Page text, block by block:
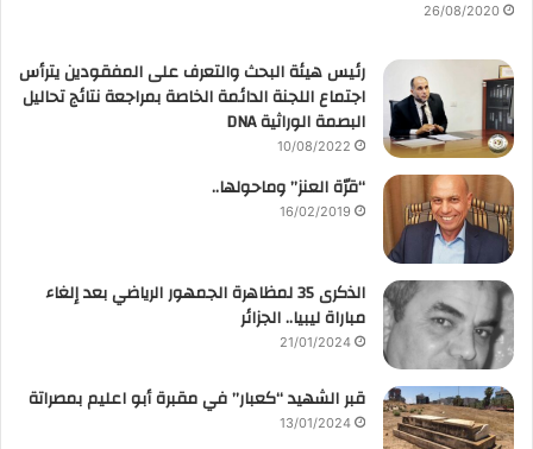
26/08/2020
رئيس هيئة البحث والتعرف على المفقودين يترأس
اجتماع اللجنة الدائمة الخاصة بمراجعة نتائج تحاليل
البصمة الوراثية DNA
10/08/2022
“قرّة العنز” وماحولها..
16/02/2019
الذكرى 35 لمظاهرة الجمهور الرياضي بعد إلغاء
مباراة ليبيا.. الجزائر
21/01/2024
قبر الشهيد “كعبار” في مقبرة أبو اعليم بمصراتة
13/01/2024